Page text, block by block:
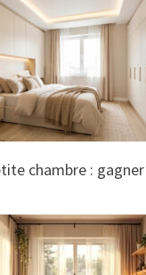
chambre : gagner